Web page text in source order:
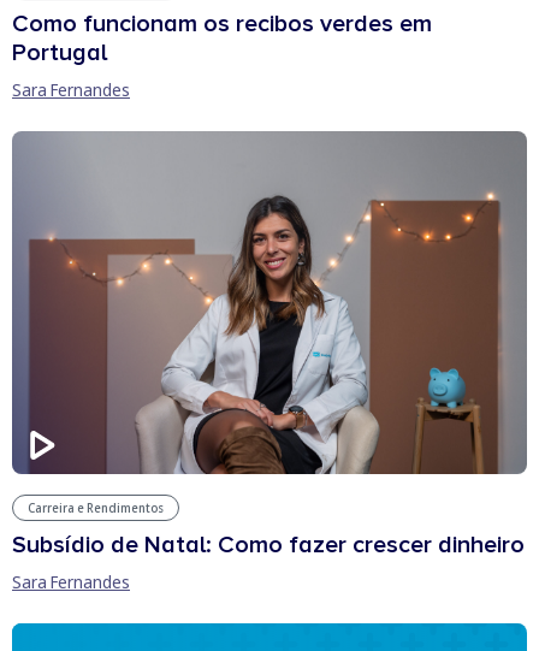
Como funcionam os recibos verdes em
Portugal
Sara Fernandes
Carreira e Rendimentos
Subsídio de Natal: Como fazer crescer dinheiro
Sara Fernandes